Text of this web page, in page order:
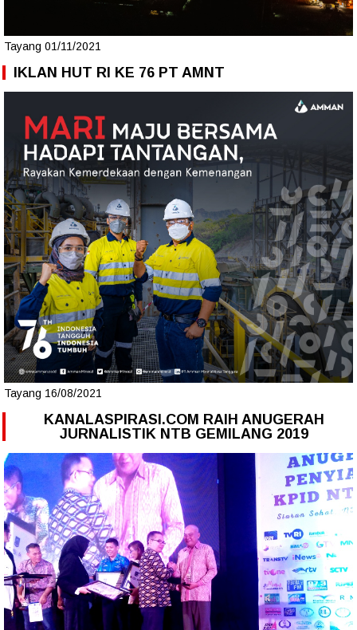
Tayang 01/11/2021
IKLAN HUT RI KE 76 PT AMNT
Tayang 16/08/2021
KANALASPIRASI.COM RAIH ANUGERAH
JURNALISTIK NTB GEMILANG 2019